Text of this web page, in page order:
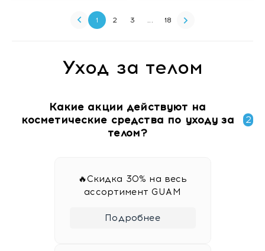
1 2 3 ... 18
Уход за телом
Какие акции действуют на
косметические средства по уходу за
телом?
2
🔥Скидка 30% на весь
ассортимент GUAM
Подробнее